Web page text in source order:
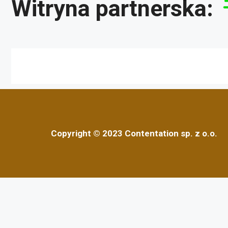
Witryna partnerska:
Copyright © 2023 Contentation sp. z o.o.